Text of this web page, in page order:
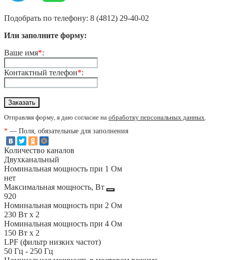
Подобрать по телефону: 8 (4812) 29-40-02
Или заполните форму:
Ваше имя*:
Контактный телефон*:
Отправляя форму, я даю согласие на обработку персональных данных.
* — Поля, обязательные для заполнения
Количество каналов
Двухканальный
Номинальная мощность при 1 Ом
нет
Максимальная мощность, Вт
920
Номинальная мощность при 2 Ом
230 Вт x 2
Номинальная мощность при 4 Ом
150 Вт x 2
LPF (фильтр низких частот)
50 Гц - 250 Гц